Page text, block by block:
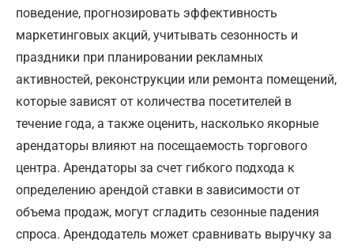
поведение, прогнозировать эффективность
маркетинговых акций, учитывать сезонность и
праздники при планировании рекламных
активностей, реконструкции или ремонта помещений,
которые зависят от количества посетителей в
течение года, а также оценить, насколько якорные
арендаторы влияют на посещаемость торгового
центра. Арендаторы за счет гибкого подхода к
определению арендой ставки в зависимости от
объема продаж, могут сгладить сезонные падения
спроса. Арендодатель может сравнивать выручку за